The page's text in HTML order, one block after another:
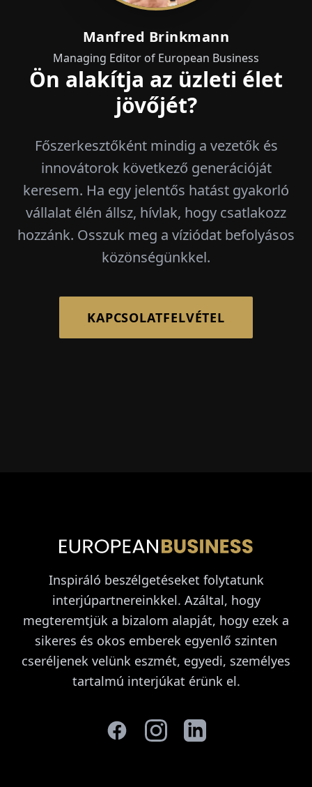
Manfred Brinkmann
Managing Editor of European Business
Ön alakítja az üzleti élet
jövőjét?
Főszerkesztőként mindig a vezetők és
innovátorok következő generációját
keresem. Ha egy jelentős hatást gyakorló
vállalat élén állsz, hívlak, hogy csatlakozz
hozzánk. Osszuk meg a víziódat befolyásos
közönségünkkel.
KAPCSOLATFELVÉTEL
Inspiráló beszélgetéseket folytatunk
interjúpartnereinkkel. Azáltal, hogy
megteremtjük a bizalom alapját, hogy ezek a
sikeres és okos emberek egyenlő szinten
cseréljenek velünk eszmét, egyedi, személyes
tartalmú interjúkat érünk el.